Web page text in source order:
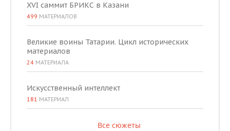
XVI саммит БРИКС в Казани
499 МАТЕРИАЛОВ
Великие воины Татарии. Цикл исторических
материалов
24 МАТЕРИАЛА
Искусственный интеллект
181 МАТЕРИАЛ
Все сюжеты